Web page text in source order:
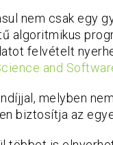
nem csak egy
algoritmikus
felvételt
and
melyben
biztosítja az